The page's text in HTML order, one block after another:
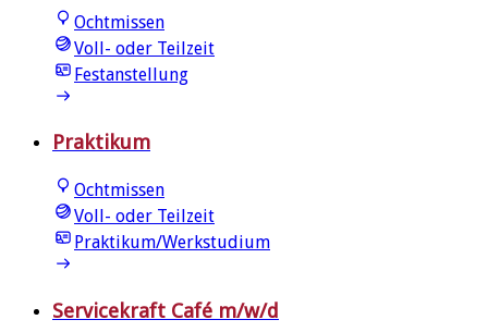
Ochtmissen
Voll- oder Teilzeit
Festanstellung
Praktikum
Ochtmissen
Voll- oder Teilzeit
Praktikum/Werkstudium
Servicekraft Café m/w/d